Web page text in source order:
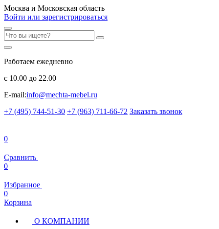
Москва и Московская область
Войти или зарегистрироваться
Работаем ежедневно
с 10.00 до 22.00
E-mail:info@mechta-mebel.ru
+7 (495) 744-51-30 +7 (963) 711-66-72 Заказать звонок
0
Сравнить
0
Избранное
0
Корзина
О КОМПАНИИ